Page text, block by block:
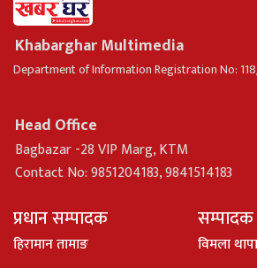
Khabarghar Multimedia
Department of Information Registration No:
Head Office
Bagbazar -28 VIP Marg, KTM
Contact No: 9851204183, 9841514183
प्रधान सम्पादक
हिरामान तामाङ
सम्पादक
विमला थापा